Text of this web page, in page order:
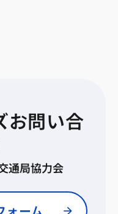
お問い合
通局協力会